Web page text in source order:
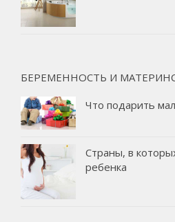
БЕРЕМЕННОСТЬ И
Что подарить
Страны, в
ребенка